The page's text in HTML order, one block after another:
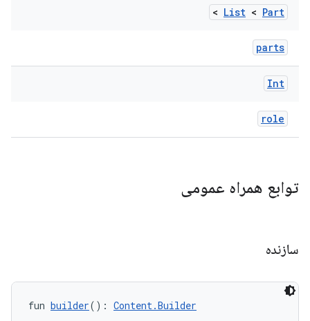
List < Part
>
parts
Int
role
توابع همراه عمومی
سازنده
fun builder(): Content.Builder